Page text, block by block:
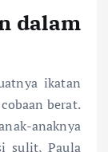
dalam
ikatan
berat.
anaknya
sulit, Paula